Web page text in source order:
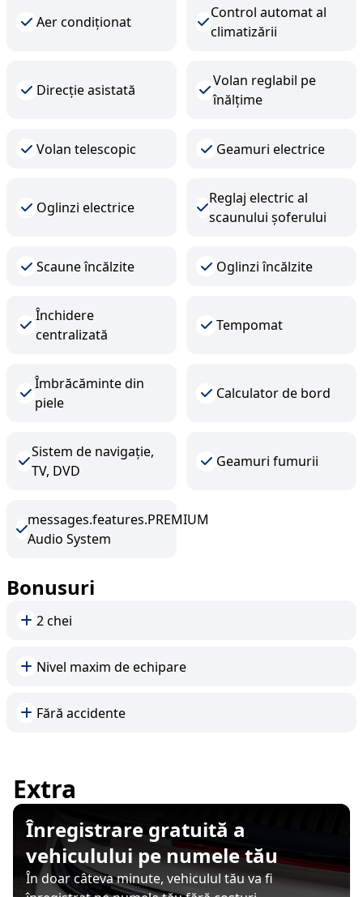
Aer condiționat
Control automat al
climatizării
Direcție asistată
Volan reglabil pe
înălțime
Volan telescopic Geamuri electrice
Oglinzi electrice
Reglaj electric al
scaunului șoferului
Scaune încălzite Oglinzi încălzite
Închidere
centralizată
Tempomat
Îmbrăcăminte din
piele
Calculator de bord
Sistem de navigație,
TV, DVD
Geamuri fumurii
messages.features.PREMIUM
Audio System
Bonusuri
2 chei
Nivel maxim de echipare
Fără accidente
Extra
Înregistrare gratuită a
vehiculului pe numele tău
În doar câteva minute, vehiculul tău va fi